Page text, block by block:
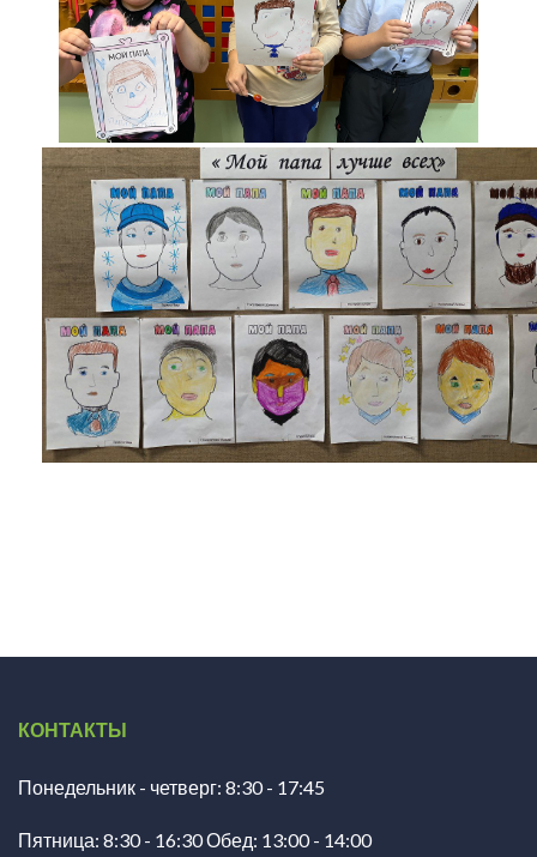
КОНТАКТЫ
Понедельник - четверг: 8:30 - 17:45
Пятница: 8:30 - 16:30 Обед: 13:00 - 14:00